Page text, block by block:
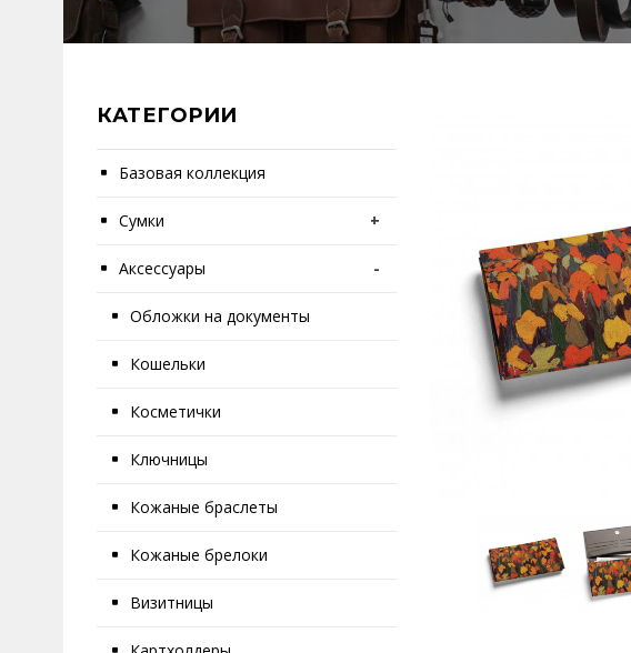
КАТЕГОРИИ
Базовая коллекция
Сумки +
Аксессуары -
Обложки на документы
Кошельки
Косметички
Ключницы
Кожаные браслеты
Кожаные брелоки
Визитницы